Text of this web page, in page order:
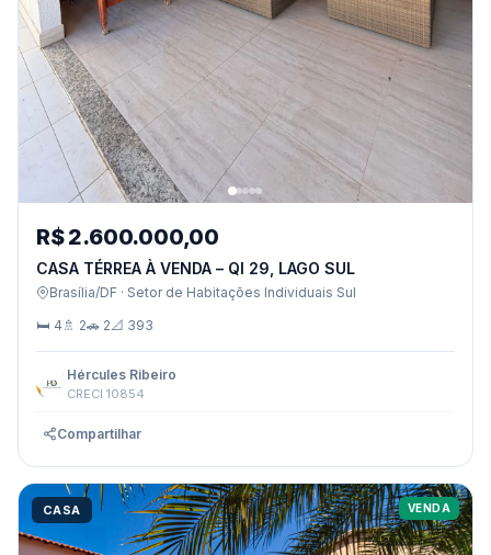
R$ 2.600.000,00
CASA TÉRREA À VENDA – QI 29, LAGO SUL
Brasília/DF · Setor de Habitações Individuais Sul
🛏 4 🚿 2🚗 2📐 393
Hércules Ribeiro
CRECI 10854
Compartilhar
CASA VENDA